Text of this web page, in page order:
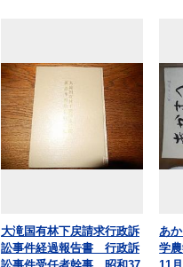
大滝国有林下戻請求行政訴
訟事件経過報告書 行政訴
あ
学